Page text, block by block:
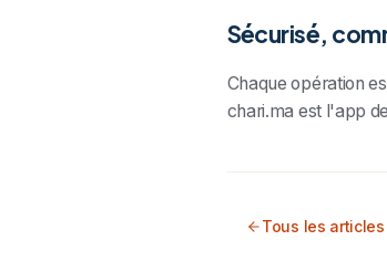
Sécurisé,
Chaque opération
chari.ma est l'app
Tous les articles